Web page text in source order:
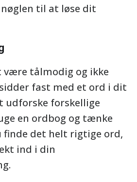
til at løse dit
være tålmodig og ikke
fast med et ord i dit
udforske forskellige
en ordbog og tænke
finde det helt rigtige ord,
ind i din